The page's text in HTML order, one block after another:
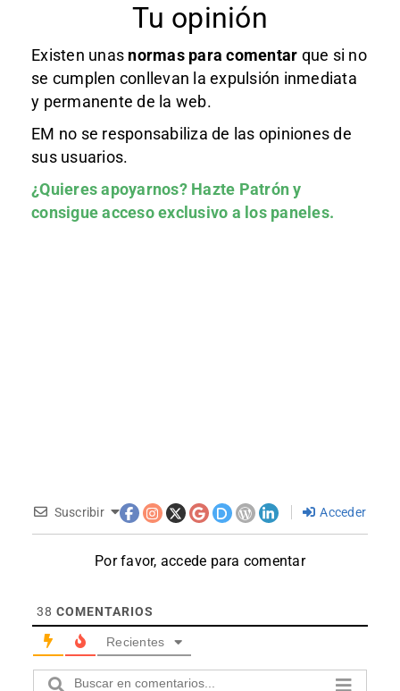
Tu opinión
Existen unas normas para comentar que si no
se cumplen conllevan la expulsión inmediata
y permanente de la web.
EM no se responsabiliza de las opiniones de
sus usuarios.
¿Quieres apoyarnos? Hazte Patróny
consigue acceso exclusivo a los paneles.
Suscribir Acceder
Por favor, accede para comentar
38 COMENTARIOS
Recientes